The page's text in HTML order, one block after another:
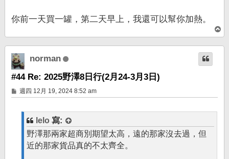
你前一天買一罐，第二天早上，我還可以幫你加熱。
頂
端
norman
#44 Re: 2025野澤8日行(2月24-3月3日)
文
章
週四 12月 19, 2024 8:52 am
lelo 寫:
野澤那兩家超商別期望太高，遠的那家沒去過，但
近的那家貨品真的不太齊全。